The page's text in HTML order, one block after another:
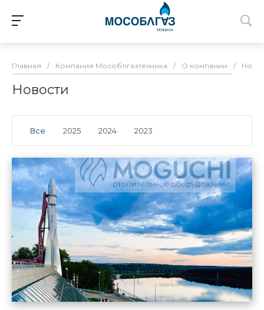
Главная / Компания Мособлгазтехника / О компании /
Новости
Все 2025 2024 2023